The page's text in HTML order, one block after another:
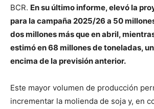
BCR. En su último informe, elevó la
para la campaña 2025/26 a 50
dos millones más que en abril,
estimó en 68 millones de toneladas,
encima de la previsión anterior.
Este mayor volumen de producción
incrementar la molienda de soja y, en